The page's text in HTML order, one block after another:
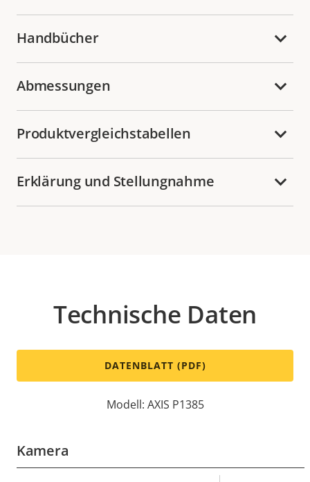
Handbücher
Abmessungen
Produktvergleichstabellen
Erklärung und Stellungnahme
Technische Daten
DATENBLATT (PDF)
Modell: AXIS P1385
Kamera